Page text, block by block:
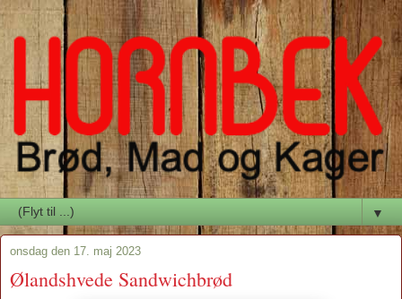
▼
onsdag den 17. maj 2023
Ølandshvede Sandwichbrød